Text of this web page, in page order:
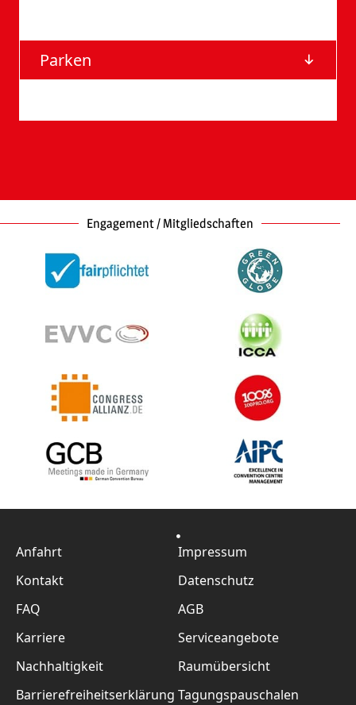
Parken
Engagement / Mitgliedschaften
Anfahrt
Kontakt
FAQ
Impressum
Datenschutz
AGB
Karriere
Nachhaltigkeit
Barrierefreiheitserklärung
Serviceangebote
Raumübersicht
Tagungspauschalen